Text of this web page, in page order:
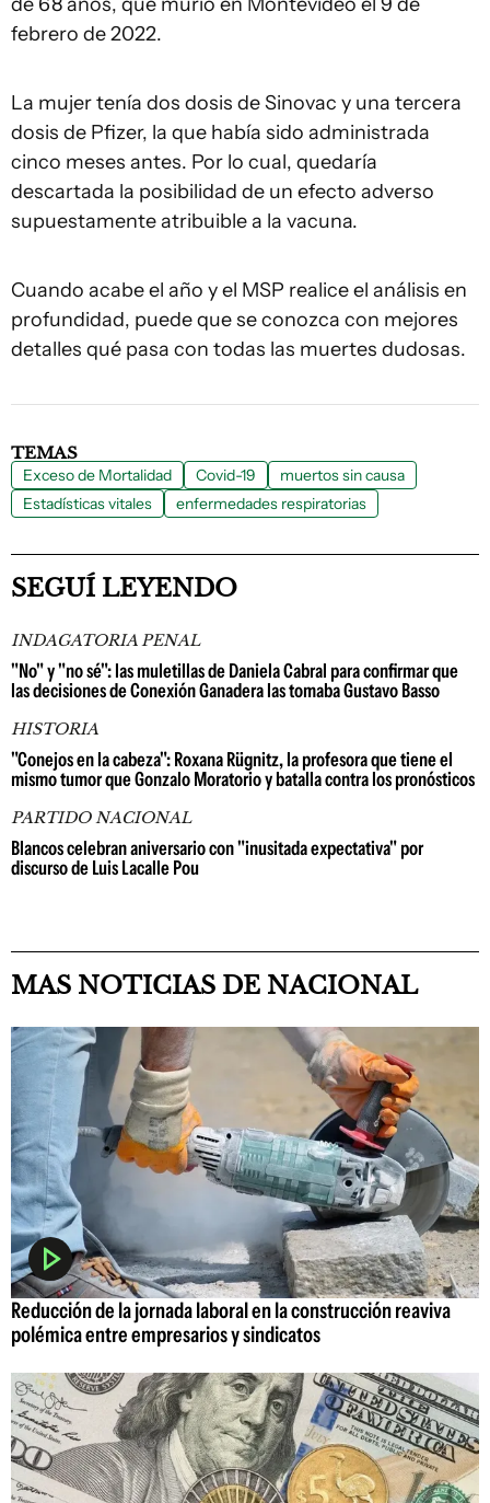
febrero de 2022.
La mujer tenía dos dosis de Sinovac y una tercera
dosis de Pfizer, la que había sido administrada
cinco meses antes. Por lo cual, quedaría
descartada la posibilidad de un efecto adverso
supuestamente atribuible a la vacuna.
Cuando acabe el año y el MSP realice el análisis en
profundidad, puede que se conozca con mejores
detalles qué pasa con todas las muertes dudosas.
TEMAS
Exceso de Mortalidad Covid-19
muertos sin causa
Estadísticas vitales
enfermedades respiratorias
SEGUÍ LEYENDO
INDAGATORIA PENAL
"No" y "no sé": las muletillas de Daniela Cabral para confirmar que
las decisiones de Conexión Ganadera las tomaba Gustavo Basso
HISTORIA
"Conejos en la cabeza": Roxana Rügnitz, la profesora que tiene el
mismo tumor que Gonzalo Moratorio y batalla contra los pronósticos
PARTIDO NACIONAL
Blancos celebran aniversario con "inusitada expectativa" por
discurso de Luis Lacalle Pou
MAS NOTICIAS DE NACIONAL
Reducción de la jornada laboral en la construcción reaviva
polémica entre empresarios y sindicatos